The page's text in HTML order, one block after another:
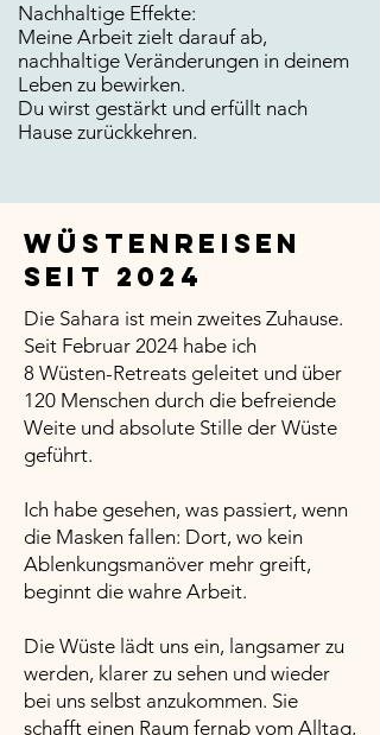
Nachhaltige Effekte:
Meine Arbeit zielt darauf ab,
nachhaltige Veränderungen in deinem
Leben zu bewirken.
Du wirst gestärkt und erfüllt nach
Hause zurückkehren.
Wüstenreisen
seit 2024
Die Sahara ist mein zweites Zuhause.
Seit Februar 2024 habe ich
8 Wüsten-Retreats geleitet und über
120 Menschen durch die befreiende
Weite und absolute Stille der Wüste
geführt. ​
Ich habe gesehen, was passiert, wenn
die Masken fallen: Dort, wo kein
Ablenkungsmanöver mehr greift,
beginnt die wahre Arbeit.
Die Wüste lädt uns ein, langsamer zu
werden, klarer zu sehen und wieder
bei uns selbst anzukommen. Sie
schafft einen Raum fernab vom Alltag,